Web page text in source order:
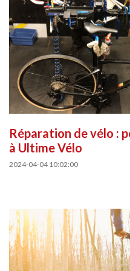
Réparation de vélo :
à Ultime Vélo
2024-04-04 10:02:00